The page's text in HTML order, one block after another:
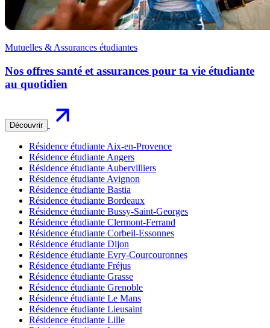
Mutuelles & Assurances étudiantes
Nos offres santé et assurances pour ta vie étudiante
au quotidien
Découvrir
Résidence étudiante Aix-en-Provence
Résidence étudiante Angers
Résidence étudiante Aubervilliers
Résidence étudiante Avignon
Résidence étudiante Bastia
Résidence étudiante Bordeaux
Résidence étudiante Bussy-Saint-Georges
Résidence étudiante Clermont-Ferrand
Résidence étudiante Corbeil-Essonnes
Résidence étudiante Dijon
Résidence étudiante Evry-Courcouronnes
Résidence étudiante Fréjus
Résidence étudiante Grasse
Résidence étudiante Grenoble
Résidence étudiante Le Mans
Résidence étudiante Lieusaint
Résidence étudiante Lille